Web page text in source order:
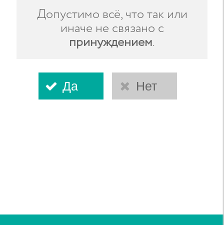
Допустимо всё, что так или
иначе не связано с
принуждением.
Да Нет